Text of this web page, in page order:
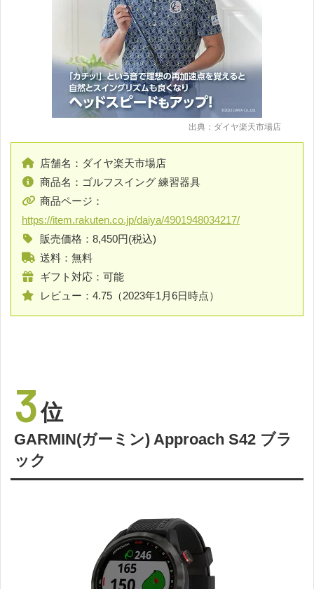
出典：ダイヤ楽天市場店
店舗名：ダイヤ楽天市場店
商品名：ゴルフスイング 練習器具
商品ページ：
https://item.rakuten.co.jp/daiya/4901948034217/
販売価格：8,450円(税込)
送料：無料
ギフト対応：可能
レビュー：4.75（2023年1月6日時点）
3位
GARMIN(ガーミン) Approach S42 ブラ
ック